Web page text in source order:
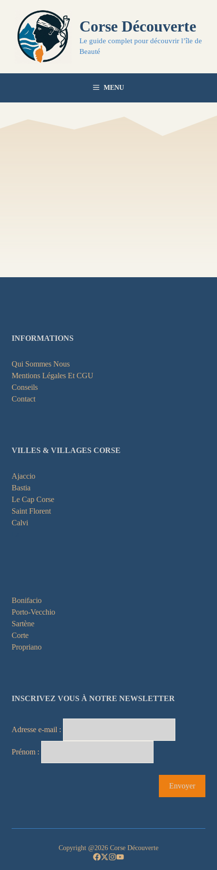
contenu
Corse Découverte
Le guide complet pour découvrir l’île de
Beauté
MENU
INFORMATIONS
Qui Sommes Nous
Mentions Légales Et CGU
Conseils
Contact
VILLES & VILLAGES CORSE
Ajaccio
Bastia
Le Cap Corse
Saint Florent
Calvi
Bonifacio
Porto-Vecchio
Sartène
Corte
Propriano
INSCRIVEZ VOUS À NOTRE NEWSLETTER
Adresse e-mail :
Prénom :
Copyright @2026 Corse Découverte